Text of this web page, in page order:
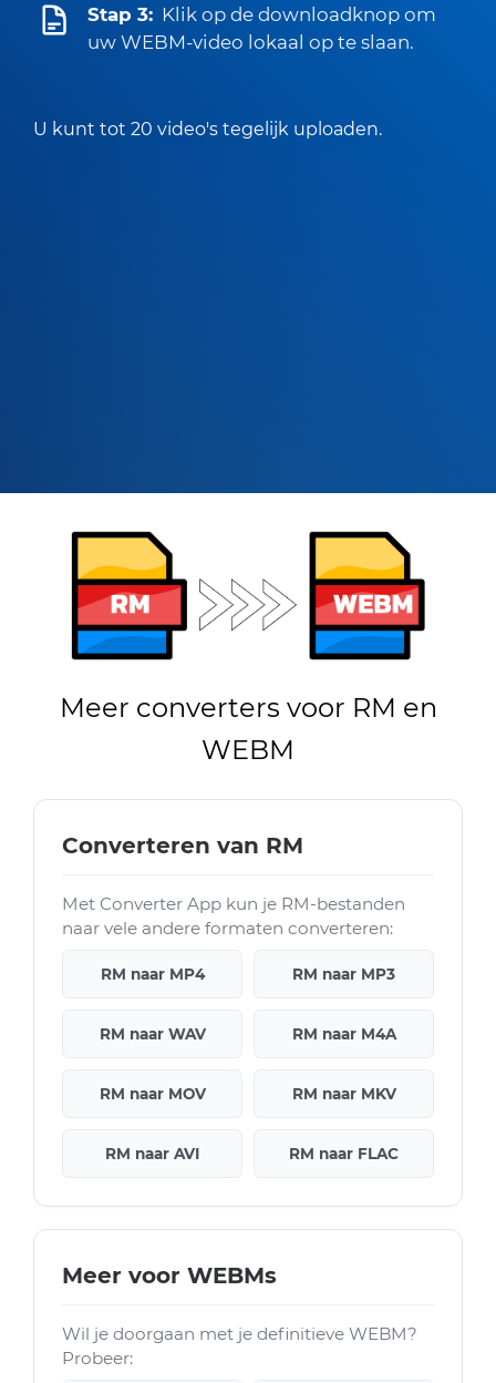
Stap 3: Klik op de downloadknop om
uw WEBM-video lokaal op te slaan.
U kunt tot 20 video's tegelijk uploaden.
Meer converters voor RM en
WEBM
Converteren van RM
Met Converter App kun je RM-bestanden
naar vele andere formaten converteren:
RM naar MP4 RM naar MP3
RM naar WAV RM naar M4A
RM naar MOV RM naar MKV
RM naar AVI RM naar FLAC
Meer voor WEBMs
Wil je doorgaan met je definitieve WEBM?
Probeer: